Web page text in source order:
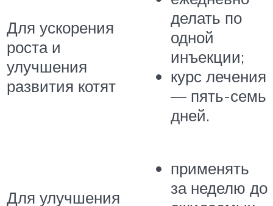
Для ускорения
роста и
улучшения
развития котят
делать по
одной
инъекции;
курс лечения
— пять-семь
дней.
Для улучшения
применять
за неделю до